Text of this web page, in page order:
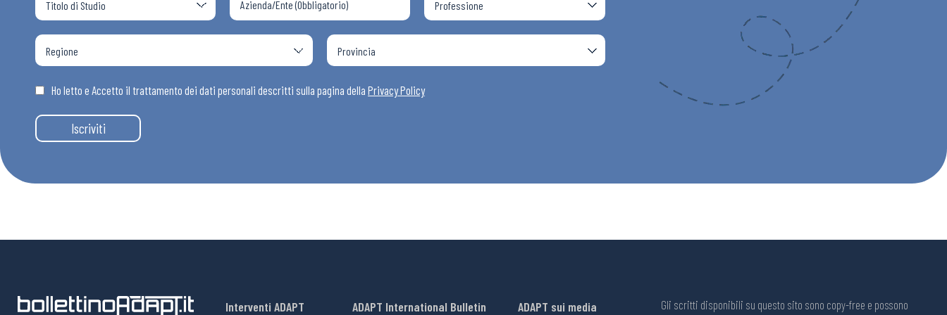
Ho letto e Accetto il trattamento dei dati personali descritti sulla pagina della Privacy Policy
Iscriviti
Interventi ADAPT ADAPT International Bulletin ADAPT sui media Gli scritti disponibili su questo sito sono copy-free e possono